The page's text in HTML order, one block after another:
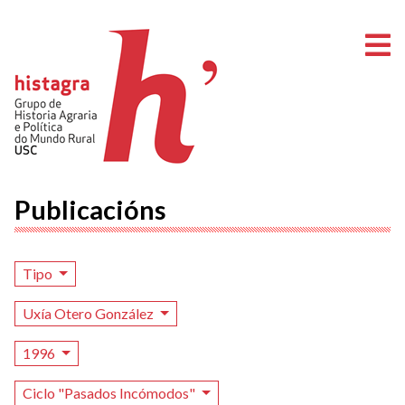
Publicacións
Tipo
Uxía Otero González
1996
Ciclo "Pasados Incómodos"